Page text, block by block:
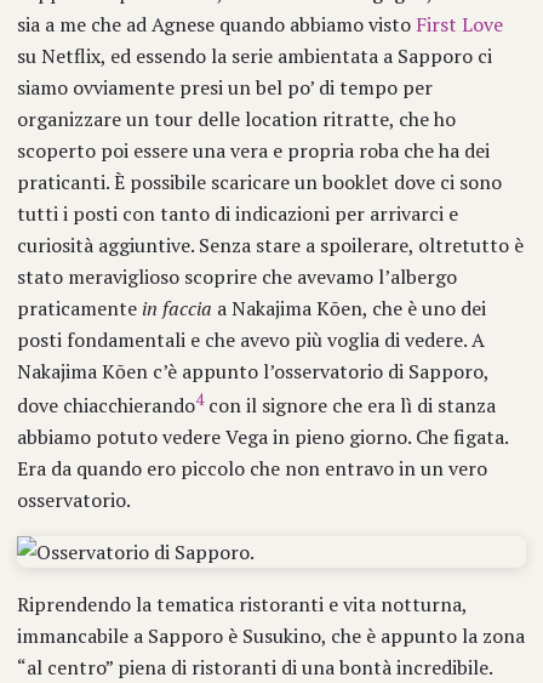
sia a me che ad Agnese quando abbiamo visto First Love
su Netflix, ed essendo la serie ambientata a Sapporo ci
siamo ovviamente presi un bel po’ di tempo per
organizzare un tour delle location ritratte, che ho
scoperto poi essere una vera e propria roba che ha dei
praticanti. È possibile scaricare un booklet dove ci sono
tutti i posti con tanto di indicazioni per arrivarci e
curiosità aggiuntive. Senza stare a spoilerare, oltretutto è
stato meraviglioso scoprire che avevamo l’albergo
praticamente in faccia a Nakajima Kōen, che è uno dei
posti fondamentali e che avevo più voglia di vedere. A
Nakajima Kōen c’è appunto l’osservatorio di Sapporo,
dove chiacchierando4con il signore che era lì di stanza
abbiamo potuto vedere Vega in pieno giorno. Che figata.
Era da quando ero piccolo che non entravo in un vero
osservatorio.
Riprendendo la tematica ristoranti e vita notturna,
immancabile a Sapporo è Susukino, che è appunto la zona
“al centro” piena di ristoranti di una bontà incredibile.